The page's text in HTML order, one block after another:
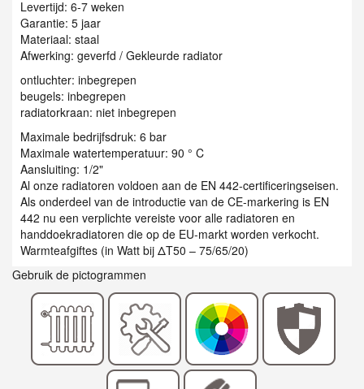
Levertijd: 6-7 weken
Garantie: 5 jaar
Materiaal: staal
Afwerking: geverfd / Gekleurde radiator
ontluchter: inbegrepen
beugels: inbegrepen
radiatorkraan: niet inbegrepen
Maximale bedrijfsdruk: 6 bar
Maximale watertemperatuur: 90 ° C
Aansluiting: 1/2"
Al onze radiatoren voldoen aan de EN 442-certificeringseisen.
Als onderdeel van de introductie van de CE-markering is EN
442 nu een verplichte vereiste voor alle radiatoren en
handdoekradiatoren die op de EU-markt worden verkocht.
Warmteafgiftes (in Watt bij ΔT50 – 75/65/20)
Gebruik de pictogrammen